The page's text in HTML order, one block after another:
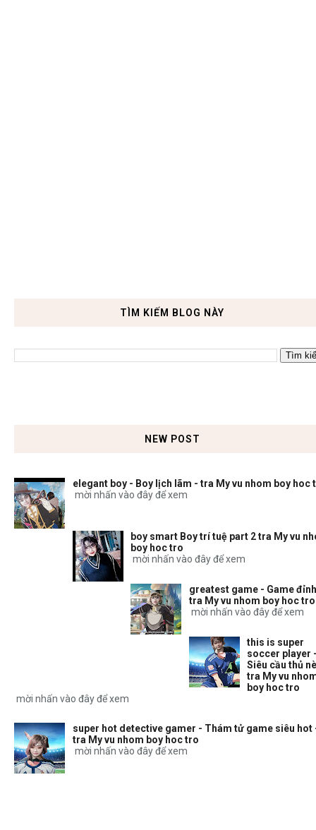
TÌM KIẾM BLOG NÀY
NEW POST
elegant boy - Boy lịch lãm - tra My vu nhom boy hoc
mời nhấn vào đây để xem
boy smart Boy trí tuệ part 2 tra My vu
boy hoc tro
mời nhấn vào đây để xem
greatest game - Game
tra My vu nhom boy hoc tro
mời nhấn vào đây để xem
this is super
soccer player
Siêu cầu thủ
tra My vu
boy hoc tro
mời nhấn vào đây để xem
super hot detective gamer - Thám tử game siêu hot
tra My vu nhom boy hoc tro
mời nhấn vào đây để xem